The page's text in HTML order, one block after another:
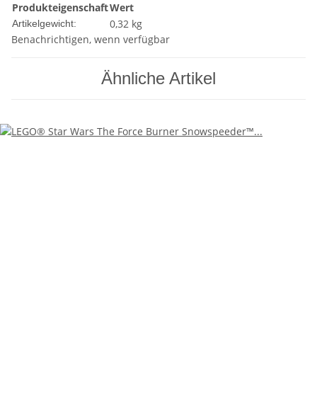
ProdukteigenschaftWert
Artikelgewicht: 0,32 kg
Benachrichtigen, wenn verfügbar
Ähnliche Artikel